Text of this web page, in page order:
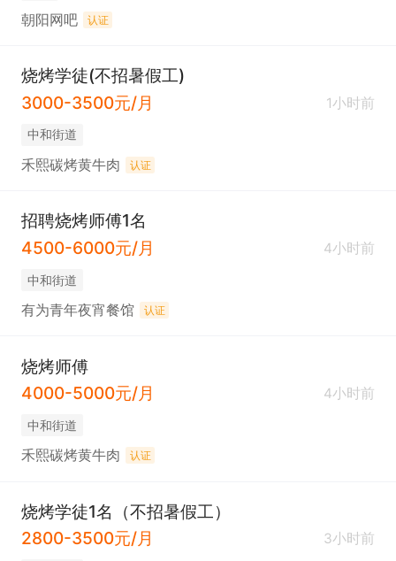
朝阳网吧 认证
烧烤学徒(不招暑假工)
3000-3500元/月
1小时前
中和街道
禾熙碳烤黄牛肉 认证
招聘烧烤师傅1名
4500-6000元/月
4小时前
中和街道
有为青年夜宵餐馆 认证
烧烤师傅
4000-5000元/月
4小时前
中和街道
禾熙碳烤黄牛肉 认证
烧烤学徒1名（不招暑假工）
2800-3500元/月
3小时前